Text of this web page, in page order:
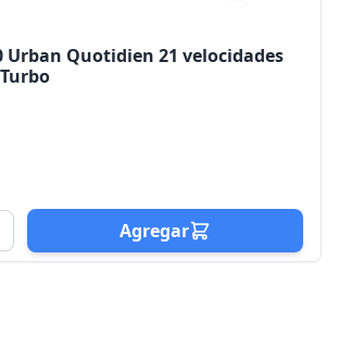
Urban Quotidien 21 velocidades
Agregar